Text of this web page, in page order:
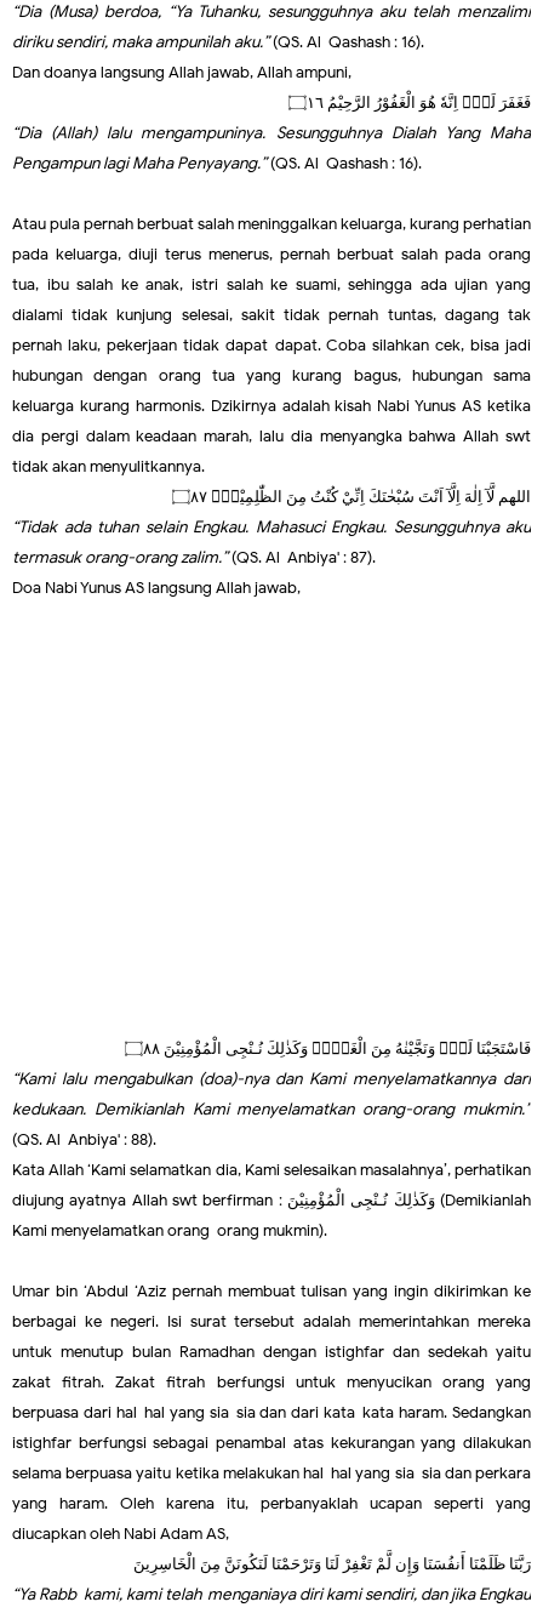
“Dia (Musa) berdoa, “Ya Tuhanku, sesungguhnya aku telah menzalimi
diriku sendiri, maka ampunilah aku.”(QS. Al-Qashash : 16).
Dan doanya langsung Allah jawab, Allah ampuni,
فَغَفَرَ لَهٗۗ اِنَّهٗ هُوَ الْغَفُوْرُ الرَّحِيْمُ ۝١٦
“Dia (Allah) lalu mengampuninya. Sesungguhnya Dialah Yang Maha
Pengampun lagi Maha Penyayang.”(QS. Al-Qashash : 16).
Atau pula pernah berbuat salah meninggalkan keluarga, kurang perhatian
pada keluarga, diuji terus-menerus, pernah berbuat salah pada orang
tua, ibu salah ke anak, istri salah ke suami, sehingga ada ujian yang
dialami tidak kunjung selesai, sakit tidak pernah tuntas, dagang tak
pernah laku, pekerjaan tidak dapat-dapat. Coba silahkan cek, bisa jadi
hubungan dengan orang tua yang kurang bagus, hubungan sama
keluarga kurang harmonis. Dzikirnya adalah kisah Nabi Yunus AS ketika
dia pergi dalam keadaan marah, lalu dia menyangka bahwa Allah swt
tidak akan menyulitkannya.
اللهم لَّآ اِلٰهَ اِلَّآ اَنْتَ سُبْحٰنَكَ اِنِّيْ كُنْتُ مِنَ الظّٰلِمِيْنَۚ ۝٨٧
“Tidak ada tuhan selain Engkau. Mahasuci Engkau. Sesungguhnya aku
termasuk orang-orang zalim.”(QS. Al-Anbiya' : 87).
Doa Nabi Yunus AS langsung Allah jawab,
فَاسْتَجَبْنَا لَهٗۙ وَنَجَّيْنٰهُ مِنَ الْغَمِّۗ وَكَذٰلِكَ نُـنْجِى الْمُؤْمِنِيْنَ ۝٨٨
“Kami lalu mengabulkan (doa)-nya dan Kami menyelamatkannya dari
kedukaan. Demikianlah Kami menyelamatkan orang-orang mukmin.”
(QS. Al-Anbiya' : 88).
Kata Allah ‘Kami selamatkan dia, Kami selesaikan masalahnya’, perhatikan
diujung ayatnya Allah swt berfirman : وَكَذٰلِكَ نُـنْجِى الْمُؤْمِنِيْنَ (Demikianlah
Kami menyelamatkan orang-orang mukmin).
Umar bin ‘Abdul ‘Aziz pernah membuat tulisan yang ingin dikirimkan ke
berbagai ke negeri. Isi surat tersebut adalah memerintahkan mereka
untuk menutup bulan Ramadhan dengan istighfar dan sedekah yaitu
zakat fitrah. Zakat fitrah berfungsi untuk menyucikan orang yang
berpuasa dari hal-hal yang sia-sia dan dari kata-kata haram. Sedangkan
istighfar berfungsi sebagai penambal atas kekurangan yang dilakukan
selama berpuasa yaitu ketika melakukan hal-hal yang sia-sia dan perkara
yang haram. Oleh karena itu, perbanyaklah ucapan seperti yang
diucapkan oleh Nabi Adam AS,
رَبَّنَا ظَلَمْنَا أَنفُسَنَا وَإِن لَّمْ تَغْفِرْ لَنَا وَتَرْحَمْنَا لَنَكُونَنَّ مِنَ الْخَاسِرِينَ
“Ya Rabb kami, kami telah menganiaya diri kami sendiri, dan jika Engkau